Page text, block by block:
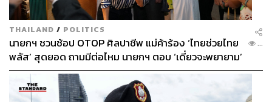
THAILAND / POLITICS
นายกฯ ชวนช้อป OTOP ศิลปาชีพ แม่ค้าร้อง ‘ไทยช่วยไทย
พลัส’ สุดยอด ถามมีต่อไหม นายกฯ ตอบ ‘เดี๋ยวจะพยายาม’
...